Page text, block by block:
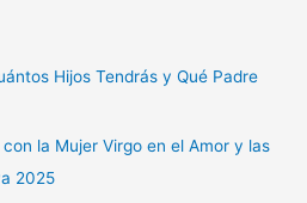
Hijos Tendrás y Qué Padre
la Mujer Virgo en el Amor y las
2025